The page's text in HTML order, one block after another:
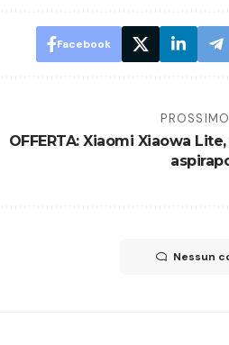
Facebook
OFFERTA: Xiaomi Xiaowa
Nessun